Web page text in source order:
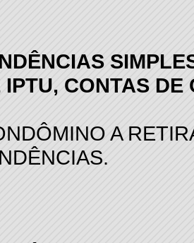
CONTAS
A